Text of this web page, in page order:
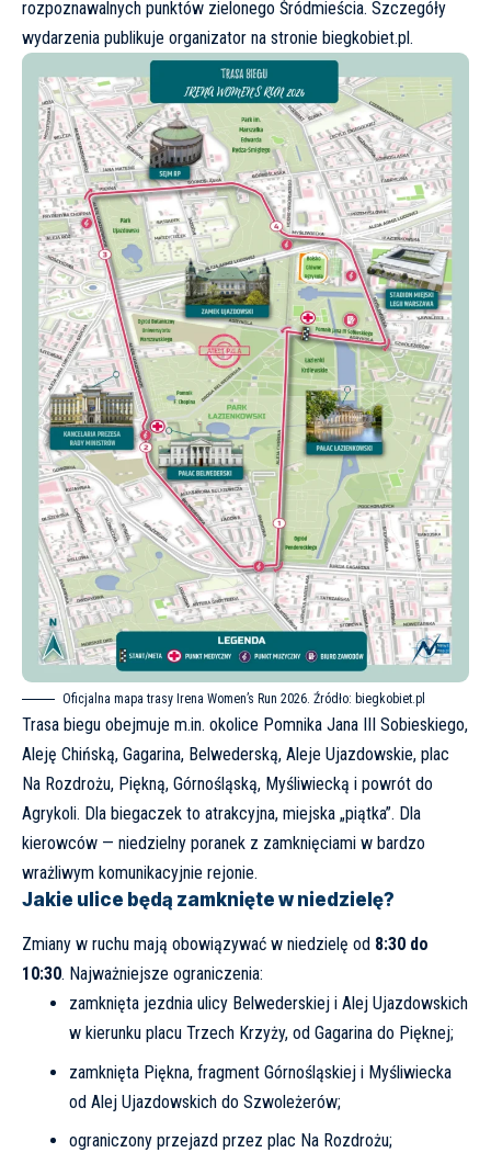
rozpoznawalnych punktów zielonego Śródmieścia. Szczegóły
wydarzenia publikuje organizator na stronie biegkobiet.pl.
Oficjalna mapa trasy Irena Women’s Run 2026. Źródło: biegkobiet.pl
Trasa biegu obejmuje m.in. okolice Pomnika Jana III Sobieskiego,
Aleję Chińską, Gagarina, Belwederską, Aleje Ujazdowskie, plac
Na Rozdrożu, Piękną, Górnośląską, Myśliwiecką i powrót do
Agrykoli. Dla biegaczek to atrakcyjna, miejska „piątka”. Dla
kierowców — niedzielny poranek z zamknięciami w bardzo
wrażliwym komunikacyjnie rejonie.
Jakie ulice będą zamknięte w niedzielę?
Zmiany w ruchu mają obowiązywać w niedzielę od 8:30 do
10:30. Najważniejsze ograniczenia:
zamknięta jezdnia ulicy Belwederskiej i Alej Ujazdowskich
w kierunku placu Trzech Krzyży, od Gagarina do Pięknej;
zamknięta Piękna, fragment Górnośląskiej i Myśliwiecka
od Alej Ujazdowskich do Szwoleżerów;
ograniczony przejazd przez plac Na Rozdrożu;